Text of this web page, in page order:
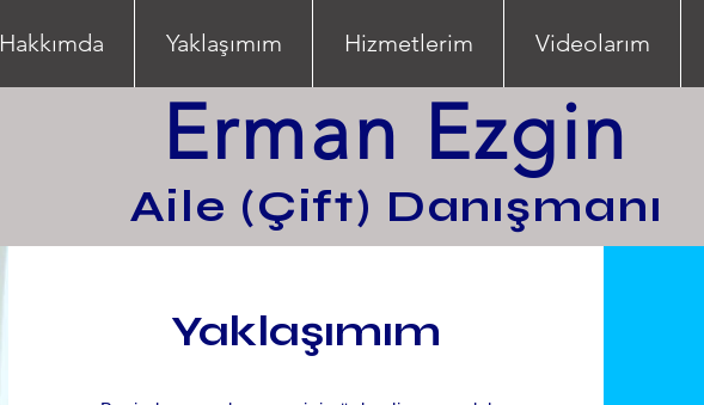
Hakkımda Yaklaşımım Hizmetlerim Videolarım
Erman Ezgin
Aile (Çift) Danışmanı
Yaklaşımım